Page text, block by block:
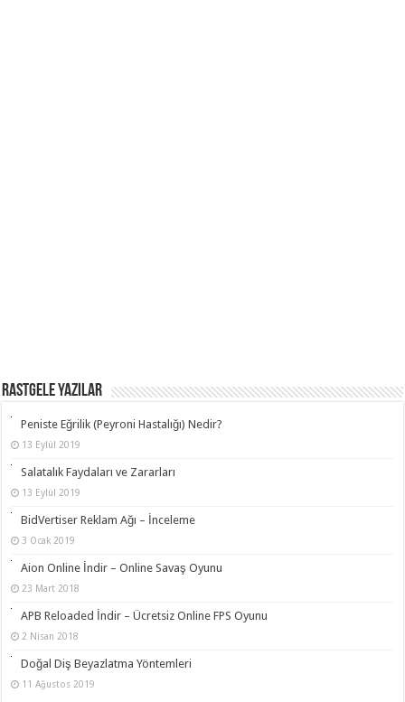
RASTGELE YAZILAR
Peniste Eğrilik (Peyroni Hastalığı) Nedir?
13 Eylül 2019
Salatalık Faydaları ve Zararları
13 Eylül 2019
BidVertiser Reklam Ağı – İnceleme
3 Ocak 2019
Aion Online İndir – Online Savaş Oyunu
23 Mart 2018
APB Reloaded İndir – Ücretsiz Online FPS Oyunu
2 Nisan 2018
Doğal Diş Beyazlatma Yöntemleri
11 Ağustos 2019